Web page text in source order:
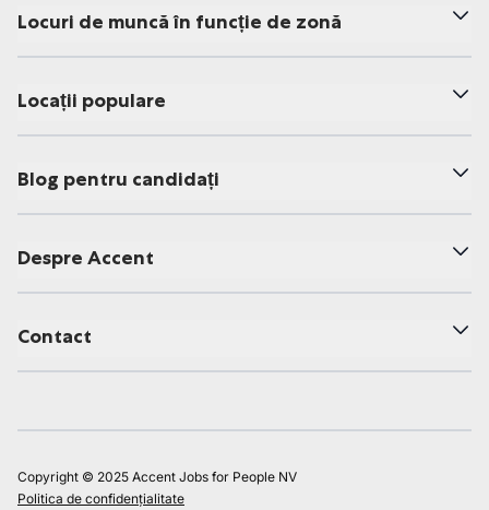
Locuri de muncă în funcție de zonă
Locații populare
Blog pentru candidați
Despre Accent
Contact
Copyright © 2025 Accent Jobs for People NV
Politica de confidențialitate